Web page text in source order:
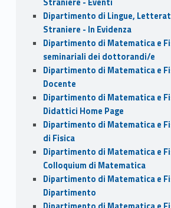
Dipartimento di Lingue,
Straniere - In Evidenza
Dipartimento di Matematica e
seminariali dei dottorandi/e
Dipartimento di Matematica e
Docente
Dipartimento di Matematica e
Didattici Home Page
Dipartimento di Matematica e
di Fisica
Dipartimento di Matematica e
Colloquium di Matematica
Dipartimento di Matematica e
Dipartimento